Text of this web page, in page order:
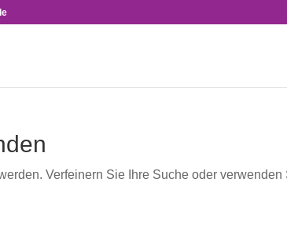
Verfeinern Sie Ihre Suche oder verwenden